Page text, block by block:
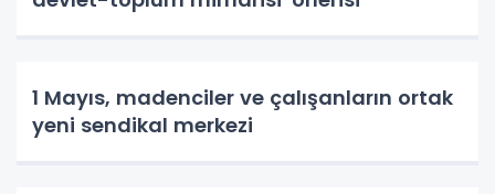
1 Mayıs, madenciler ve çalışanların ortak
yeni sendikal merkezi